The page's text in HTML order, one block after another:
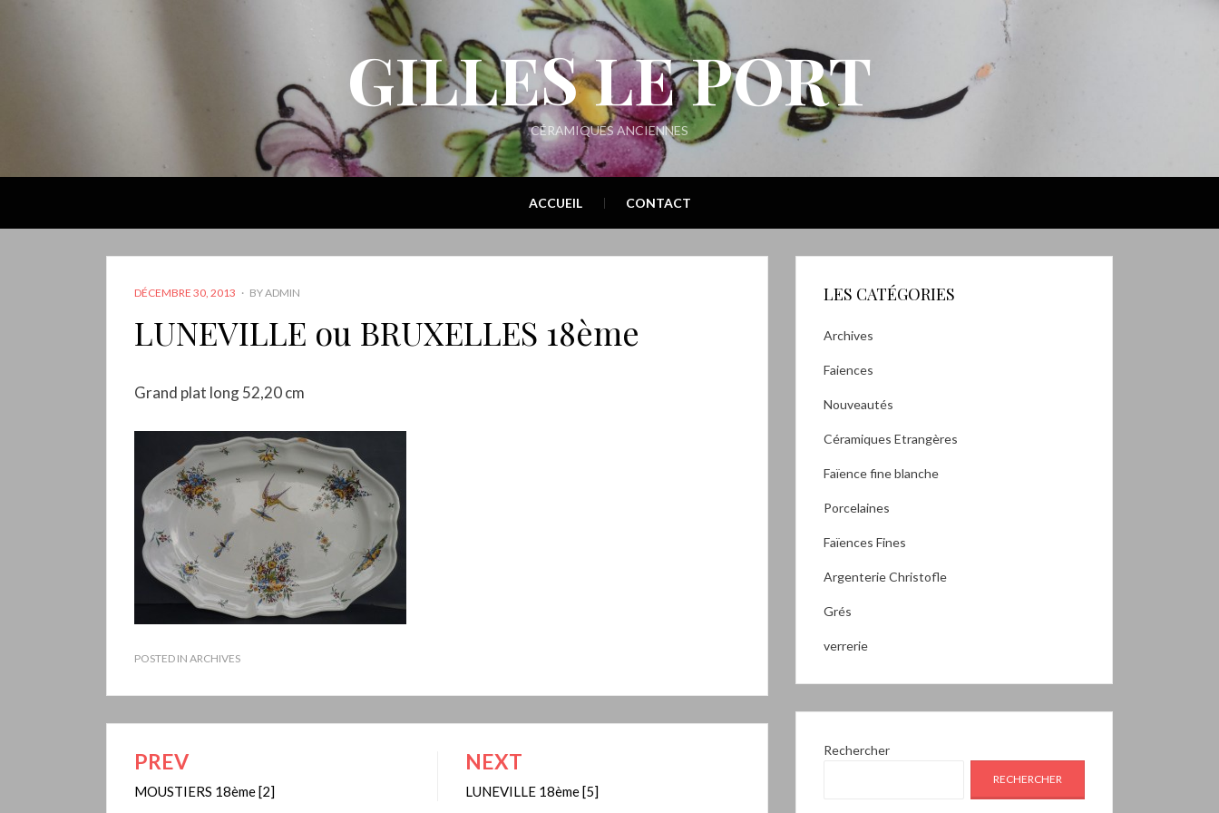
GILLES LE PORT
CÉRAMIQUES ANCIENNES
ACCUEIL CONTACT
POSTED
DÉCEMBRE 30, 2013 BYADMIN
LUNEVILLE ou BRUXELLES 18ème
Grand plat long 52,20 cm
POSTED IN ARCHIVES
Navigation
de
PREV
MOUSTIERS 18ème [2]
NEXT
LUNEVILLE 18ème [5]
LES CATÉGORIES
Archives
Faiences
Nouveautés
Céramiques Etrangères
Faïence fine blanche
Porcelaines
Faïences Fines
Argenterie Christofle
Grés
verrerie
Rechercher
RECHERCHER